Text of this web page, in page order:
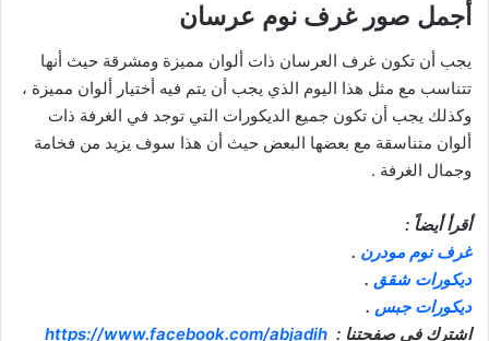
أجمل صور غرف نوم عرسان
يجب أن تكون غرف العرسان ذات ألوان مميزة ومشرقة حيث أنها
تتناسب مع مثل هذا اليوم الذي يجب أن يتم فيه أختيار ألوان مميزة ،
وكذلك يجب أن تكون جميع الديكورات التي توجد في الغرفة ذات
ألوان متناسقة مع بعضها البعض حيث أن هذا سوف يزيد من فخامة
وجمال الغرفة .
أقرأ أيضاً :
غرف نوم مودرن .
ديكورات شقق .
ديكورات جبس .
اشترك فى صفحتنا :